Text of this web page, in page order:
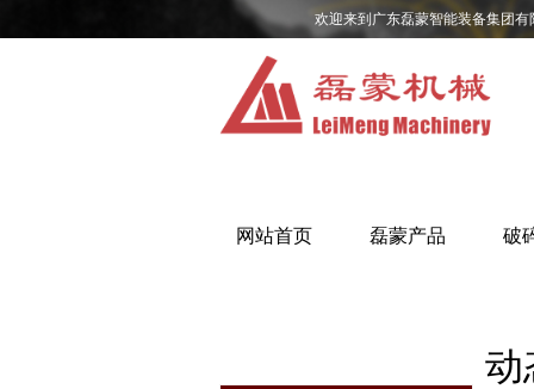
欢迎来到广东磊蒙智能装备集团
网站首页 磊蒙产品 破
动